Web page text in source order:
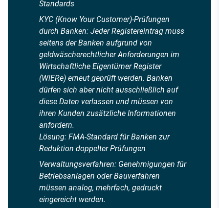
Standards
KYC (Know Your Customer)-Prüfungen
durch Banken: Jeder Registereintrag muss
seitens der Banken aufgrund von
geldwäscherechtlicher Anforderungen im
Wirtschaftliche Eigentümer Register
(WiERe) erneut geprüft werden. Banken
dürfen sich aber nicht ausschließlich auf
diese Daten verlassen und müssen von
ihren Kunden zusätzliche Informationen
anfordern.
Lösung: FMA-Standard für Banken zur
Reduktion doppelter Prüfungen
Verwaltungsverfahren: Genehmigungen für
Betriebsanlagen oder Bauverfahren
müssen analog, mehrfach, gedruckt
eingereicht werden.